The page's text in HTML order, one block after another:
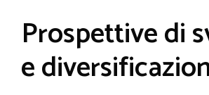
Prospettive di
e